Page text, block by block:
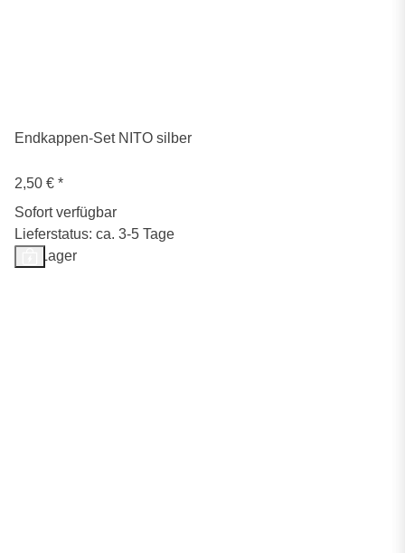
Endkappen-Set NITO silber
2,50 € *
Sofort verfügbar
Lieferstatus: ca. 3-5 Tage
Auf Lager